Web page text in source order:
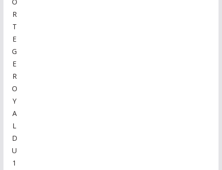
R
T
E
G
E
R
O
Y
A
L
D
U
1